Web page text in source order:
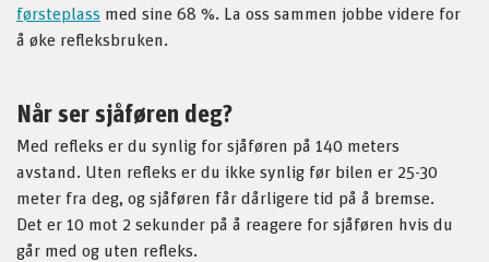
førsteplass med sine 68 %. La oss sammen jobbe videre for
å øke refleksbruken.
Når ser sjåføren deg?
Med refleks er du synlig for sjåføren på 140 meters
avstand. Uten refleks er du ikke synlig før bilen er 25-30
meter fra deg, og sjåføren får dårligere tid på å bremse.
Det er 10 mot 2 sekunder på å reagere for sjåføren hvis du
går med og uten refleks.